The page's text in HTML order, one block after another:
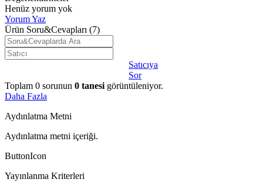
Henüz yorum yok
Yorum Yaz
Ürün Soru&Cevapları (7)
Satıcıya
Sor
Toplam 0 sorunun 0 tanesi görüntüleniyor.
Daha Fazla
Aydınlatma Metni
Aydınlatma metni içeriği.
ButtonIcon
Yayınlanma Kriterleri